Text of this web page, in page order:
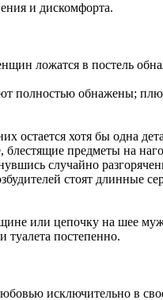
и дискомфорта.
ложатся в постель
полностью обнажены;
остается хотя бы одна
блестящие предметы на
случайно
стоят длинные
или цепочку на шее
туалета постепенно.
исключительно в